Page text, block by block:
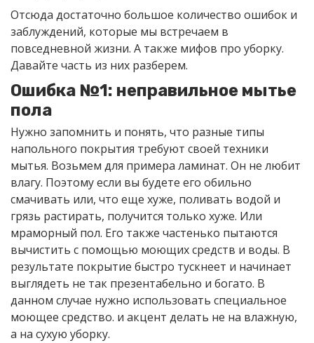
Отсюда достаточно большое количество ошибок и
заблуждений, которые мы встречаем в
повседневной жизни. А также мифов про уборку.
Давайте часть из них разберем.
Ошибка №1: неправильное мытье
пола
Нужно запомнить и понять, что разные типы
напольного покрытия требуют своей техники
мытья. Возьмем для примера ламинат. Он не любит
влагу. Поэтому если вы будете его обильно
смачивать или, что еще хуже, поливать водой и
грязь растирать, получится только хуже. Или
мраморный пол. Его также частенько пытаются
вычистить с помощью моющих средств и воды. В
результате покрытие быстро тускнеет и начинает
выглядеть не так презентабельно и богато. В
данном случае нужно использовать специальное
моющее средство. и акцент делать не на влажную,
а на сухую уборку.